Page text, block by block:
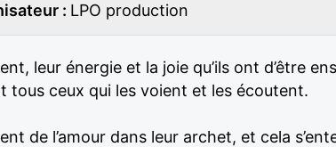
: LPO production
leur énergie et la joie qu’ils ont d’être
tous ceux qui les voient et les écoutent.
de l’amour dans leur archet, et cela